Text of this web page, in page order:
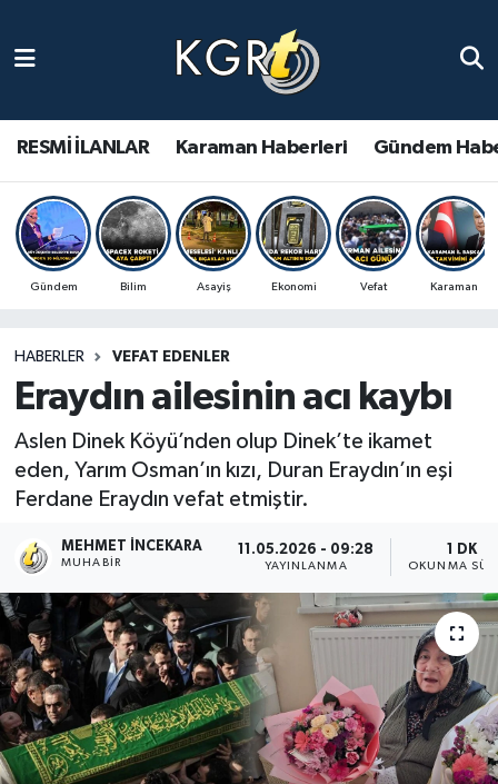
RESMİ İLANLAR Karaman Haberleri Gündem
Gündem Bilim Asayiş Ekonomi Vefat Karaman
HABERLER VEFAT EDENLER
Eraydın ailesinin acı kaybı
Aslen Dinek Köyü’nden olup Dinek’te ikamet
eden, Yarım Osman’ın kızı, Duran Eraydın’ın eşi
Ferdane Eraydın vefat etmiştir.
MEHMET İNCEKARA
MUHABIR
11.05.2026 - 09:28
YAYINLANMA
1 DK
OKUNMA
Gündem Haberleri
Güncel Haberler
Spor Haberleri
Ulusal Haberler